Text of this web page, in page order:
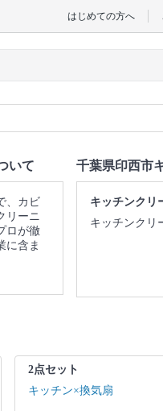
はじめての方へ
いて
、カビ
リーニ
ロが徹
に含ま
作業
千葉県印西市
キッチンクリ
キッチンクリ
2点セット
キッチン×換気扇